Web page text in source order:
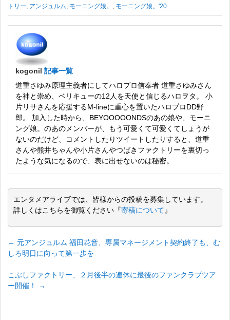
トリー アンジュルム モーニング娘。 モーニング娘。'20
kogonil 記事一覧
道重さゆみ原理主義者にしてハロプロ信奉者 道重さゆみさん
を神と崇め、ベリキューの12人を天使と信じるハロヲタ。 小
片リサさんを応援するM-lineに重心を置いたハロプロDD野
郎。 加入した時から、BEYOOOOONDSのあの娘や、モーニ
ング娘。のあのメンバーが、もう可愛くて可愛くてしょうが
ないのだけど、コメントしたりツイートしたりすると、道重
さんや熊井ちゃんや小片さんやつばきファクトリーを裏切っ
たような気になるので、表に出せないのは秘密。
エンタメアライブでは、皆様からの投稿を募集しています。
詳しくはこちらを御覧ください『寄稿について 』
← 元アンジュルム 福田花音、専属マネージメント契約終了も、む
しろ明日に向って第一歩を
こぶしファクトリー、２月後半の連休に最後のファンクラブツア
ー開催！
→